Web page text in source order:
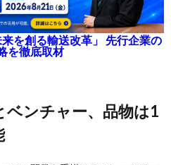
を創る輸送改革」 先行企業の
を徹底取材